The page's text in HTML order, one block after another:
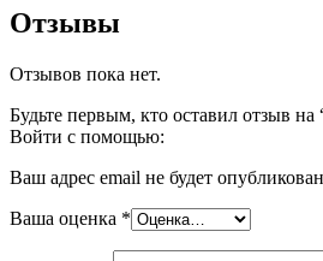
Отзывы
Отзывов пока нет.
Будьте первым, кто оставил отзыв
Войти с помощью:
Ваш адрес email не будет
Ваша оценка *